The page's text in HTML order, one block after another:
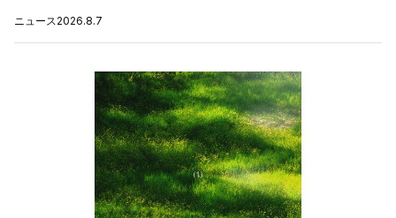
ニュース2026.8.7